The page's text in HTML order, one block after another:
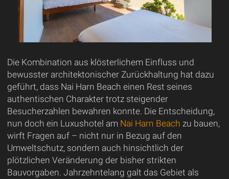
Die Kombination aus klösterlichem Einfluss und
bewusster architektonischer Zurückhaltung hat dazu
geführt, dass Nai Harn Beach einen Rest seines
authentischen Charakter trotz steigender
Besucherzahlen bewahren konnte. Die Entscheidung,
nun doch ein Luxushotel am Nai Harn Beach zu bauen,
wirft Fragen auf – nicht nur in Bezug auf den
Umweltschutz, sondern auch hinsichtlich der
plötzlichen Veränderung der bisher strikten
Bauvorgaben. Jahrzehntelang galt das Gebiet als